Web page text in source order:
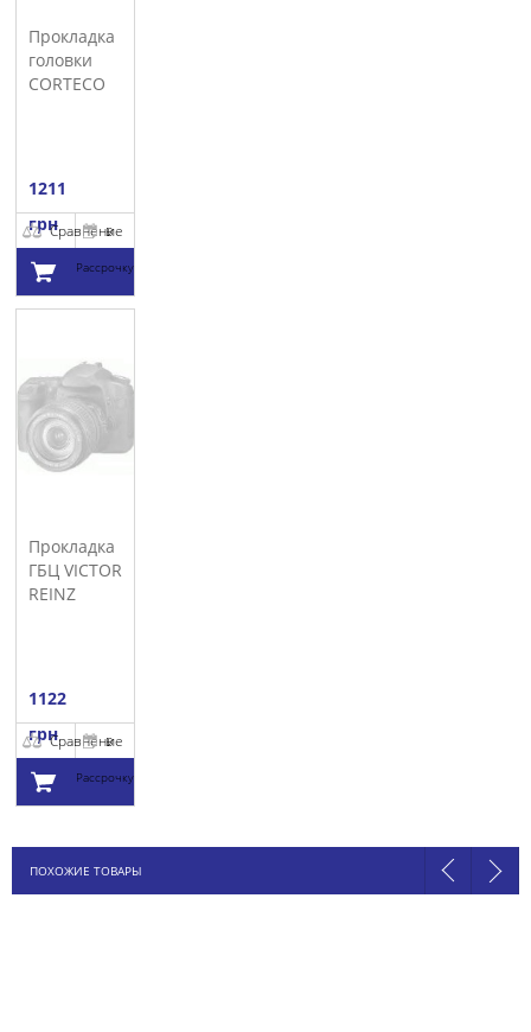
Прокладка
головки
CORTECO
1211
грнСравнение
В
Рассрочку
корзину
Прокладка
ГБЦ VICTOR
REINZ
1122
грнСравнение
В
Рассрочку
корзину
ПОХОЖИЕ ТОВАРЫ